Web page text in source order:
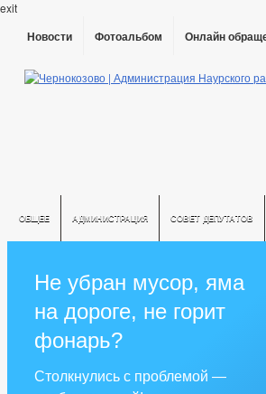
exit
Новости Фотоальбом Онлайн
ОБЩЕЕ АДМИНИСТРАЦИЯ СОВЕТ ДЕПУТАТОВ
Не убран мусор, яма
на дороге, не горит
фонарь?
Столкнулись с проблемой —